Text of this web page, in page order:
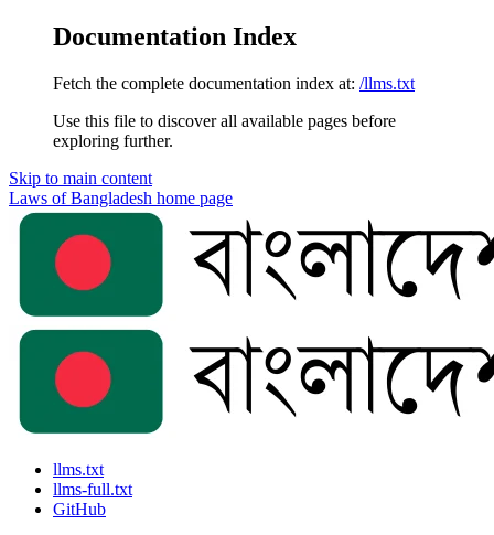
Documentation Index
Fetch the complete documentation index at: /llms.txt
Use this file to discover all available pages before
exploring further.
Skip to main content
Laws of Bangladesh home page
llms.txt
llms-full.txt
GitHub